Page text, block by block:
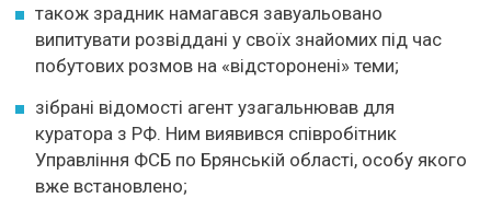
також зрадник намагався завуальовано
випитувати розвіддані у своїх знайомих під час
побутових розмов на «відсторонені» теми;
зібрані відомості агент узагальнював для
куратора з РФ. Ним виявився співробітник
Управління ФСБ по Брянській області, особу якого
вже встановлено;